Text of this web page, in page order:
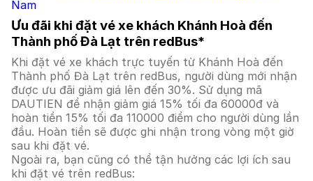
Nam
Ưu đãi khi đặt vé xe khách Khánh Hoà đến
Thành phố Đà Lạt trên redBus*
Khi đặt vé xe khách trực tuyến từ Khánh Hoà đến
Thành phố Đà Lạt trên redBus, người dùng mới nhận
được ưu đãi giảm giá lên đến 30%. Sử dụng mã
DAUTIEN để nhận giảm giá 15% tối đa 60000đ và
hoàn tiền 15% tối đa 110000 điểm cho người dùng lần
đầu. Hoàn tiền sẽ được ghi nhận trong vòng một giờ
sau khi đặt vé.
Ngoài ra, bạn cũng có thể tận hưởng các lợi ích sau
khi đặt vé trên redBus: